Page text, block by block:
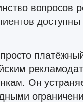
вопросов
Он